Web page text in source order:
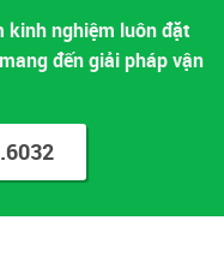
kinh nghiệm luôn đặt
đến giải pháp vận